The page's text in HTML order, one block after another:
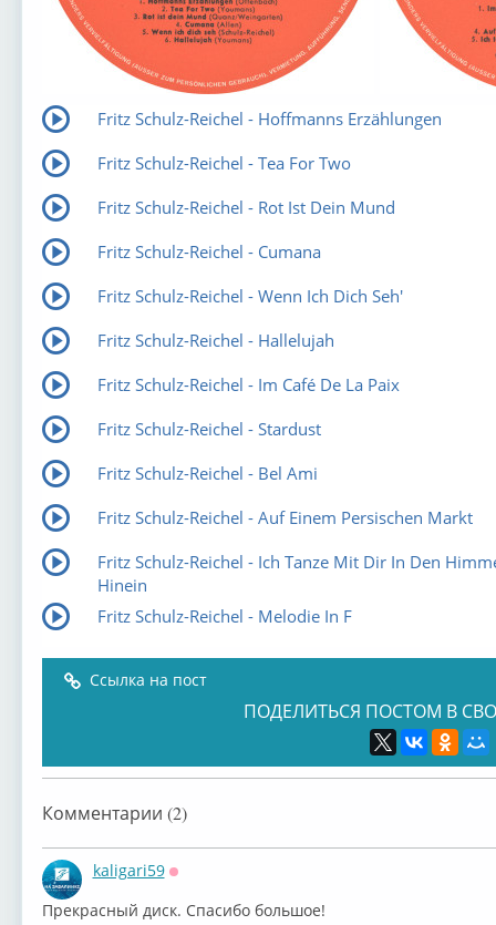
Fritz Schulz-Reichel - Hoffmanns Erzählungen
Fritz Schulz-Reichel - Tea For Two
Fritz Schulz-Reichel - Rot Ist Dein Mund
Fritz Schulz-Reichel - Cumana
Fritz Schulz-Reichel - Wenn Ich Dich Seh'
Fritz Schulz-Reichel - Hallelujah
Fritz Schulz-Reichel - Im Café De La Paix
Fritz Schulz-Reichel - Stardust
Fritz Schulz-Reichel - Bel Ami
Fritz Schulz-Reichel - Auf Einem Persischen Markt
Fritz Schulz-Reichel - Ich Tanze Mit Dir In Den
Hinein
Fritz Schulz-Reichel - Melodie In F
Ссылка на пост
ПОДЕЛИТЬСЯ ПОСТОМ В
Комментарии (2)
kaligari59
Прекрасный диск. Спасибо большое!